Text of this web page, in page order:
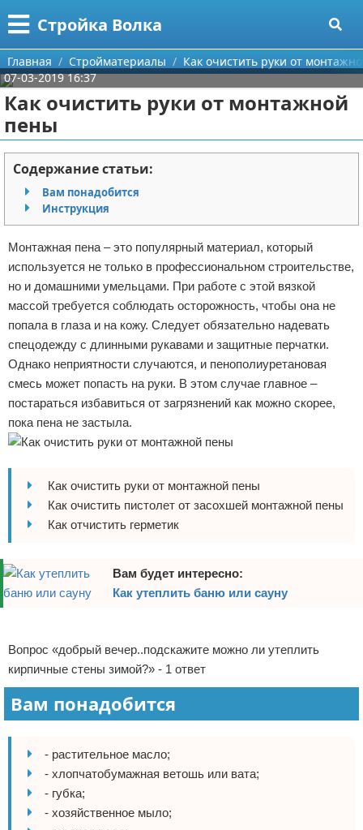
Стройка Волка
Меню
Главная
Категории
Строительство
Мебель
Интерьер и дизайн
Дизайн квартиры
Посуда
Ремонт
Ремонт дачи
Ремонт квартиры
Инструменты
Ванная
Домашний быт
Коммунальные услуги
Безопасность
Стройматериалы
Разное
Поиск
О проекте
Контакты
Сотрудничество
Размещение рекламы
Для правообладателей
Условия предоставления информации
Отказ от ответственности
Главная Стройматериалы
Как очистить руки от
07-03-2019 16:37
Как очистить руки от монтажной
пены
Содержание статьи:
Вам понадобится
Инструкция
Монтажная пена – это популярный материал, который
используется не только в профессиональном строительстве,
но и домашними умельцами. При работе с этой вязкой
массой требуется соблюдать осторожность, чтобы она не
попала в глаза и на кожу. Следует обязательно надевать
спецодежду с длинными рукавами и защитные перчатки.
Однако неприятности случаются, и пенополиуретановая
смесь может попасть на руки. В этом случае главное –
постараться избавиться от загрязнений как можно скорее,
пока пена не застыла.
Как очистить руки от монтажной пены
Как очистить пистолет от засохшей монтажной пены
Как отчистить герметик
Вам будет интересно:
Как утеплить баню или сауну
Вопрос «добрый вечер..подскажите можно ли утеплить
кирпичные стены зимой?» - 1 ответ
Вам понадобится
- растительное масло;
- хлопчатобумажная ветошь или вата;
- губка;
- хозяйственное мыло;